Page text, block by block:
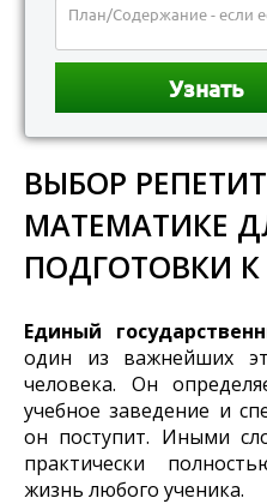
ВЫБОР
МАТЕМАТИКЕ
ПОДГОТОВКИ К
Единый
один из важнейших
человека. Он
учебное заведение и
он поступит. Иными
практически
жизнь любого ученика.